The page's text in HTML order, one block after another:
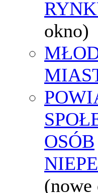
okno)
OSÓB
(nowe